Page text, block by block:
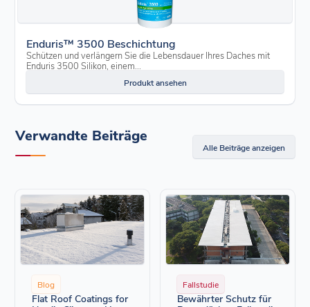
Enduris™ 3500 Beschichtung
Schützen und verlängern Sie die Lebensdauer Ihres Daches mit
Enduris 3500 Silikon, einem...
Produkt ansehen
Verwandte Beiträge
Alle Beiträge anzeigen
Blog
Flat Roof Coatings for
Fallstudie
Bewährter Schutz für